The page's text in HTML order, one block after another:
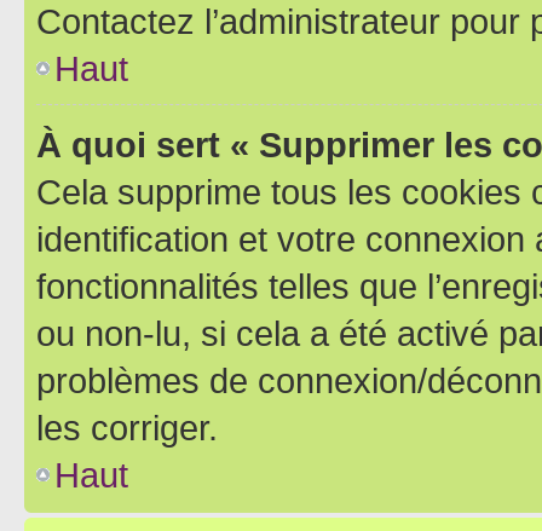
Contactez l’administrateur
Haut
À quoi sert « Supprimer les
Cela supprime tous les cookies
identification et votre
fonctionnalités telles que
ou non-lu, si cela a été activé
problèmes de connexion/
les corriger.
Haut